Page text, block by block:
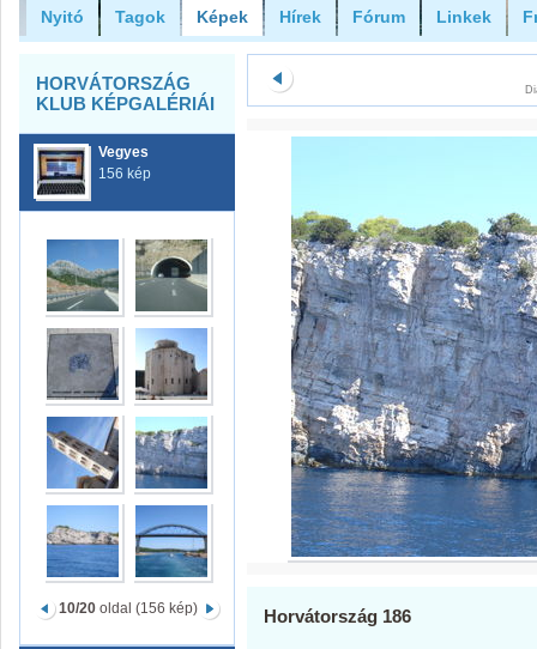
Nyitó Tagok Képek Hírek Fórum Linkek
HORVÁTORSZÁG
KLUB KÉPGALÉRIÁI
Vegyes
156 kép
10/20 oldal (156 kép) Horvátország 186